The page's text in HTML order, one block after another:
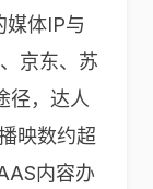
体IP与
京东、苏
径，达人
映数约超
内容办